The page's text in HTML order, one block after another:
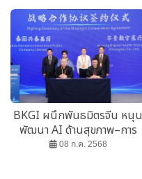
BKGI ผนึกพันธมิตรจีน หนุน
พัฒนา AI ด้านสุขภาพ–การ
ศึกษา อย่างยั่งยืน
08 ก.ค. 2568